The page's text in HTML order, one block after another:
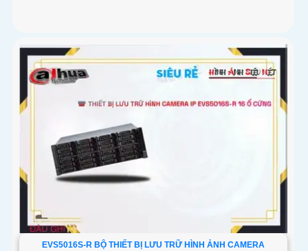
EVS5016S-R BỘ THIẾT BỊ LƯU TRỮ HÌNH ẢNH CAMERA